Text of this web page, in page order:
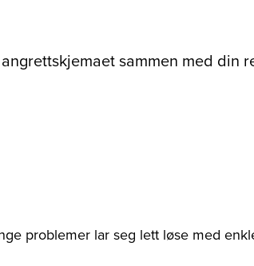
sammen med din
problemer lar seg lett løse med